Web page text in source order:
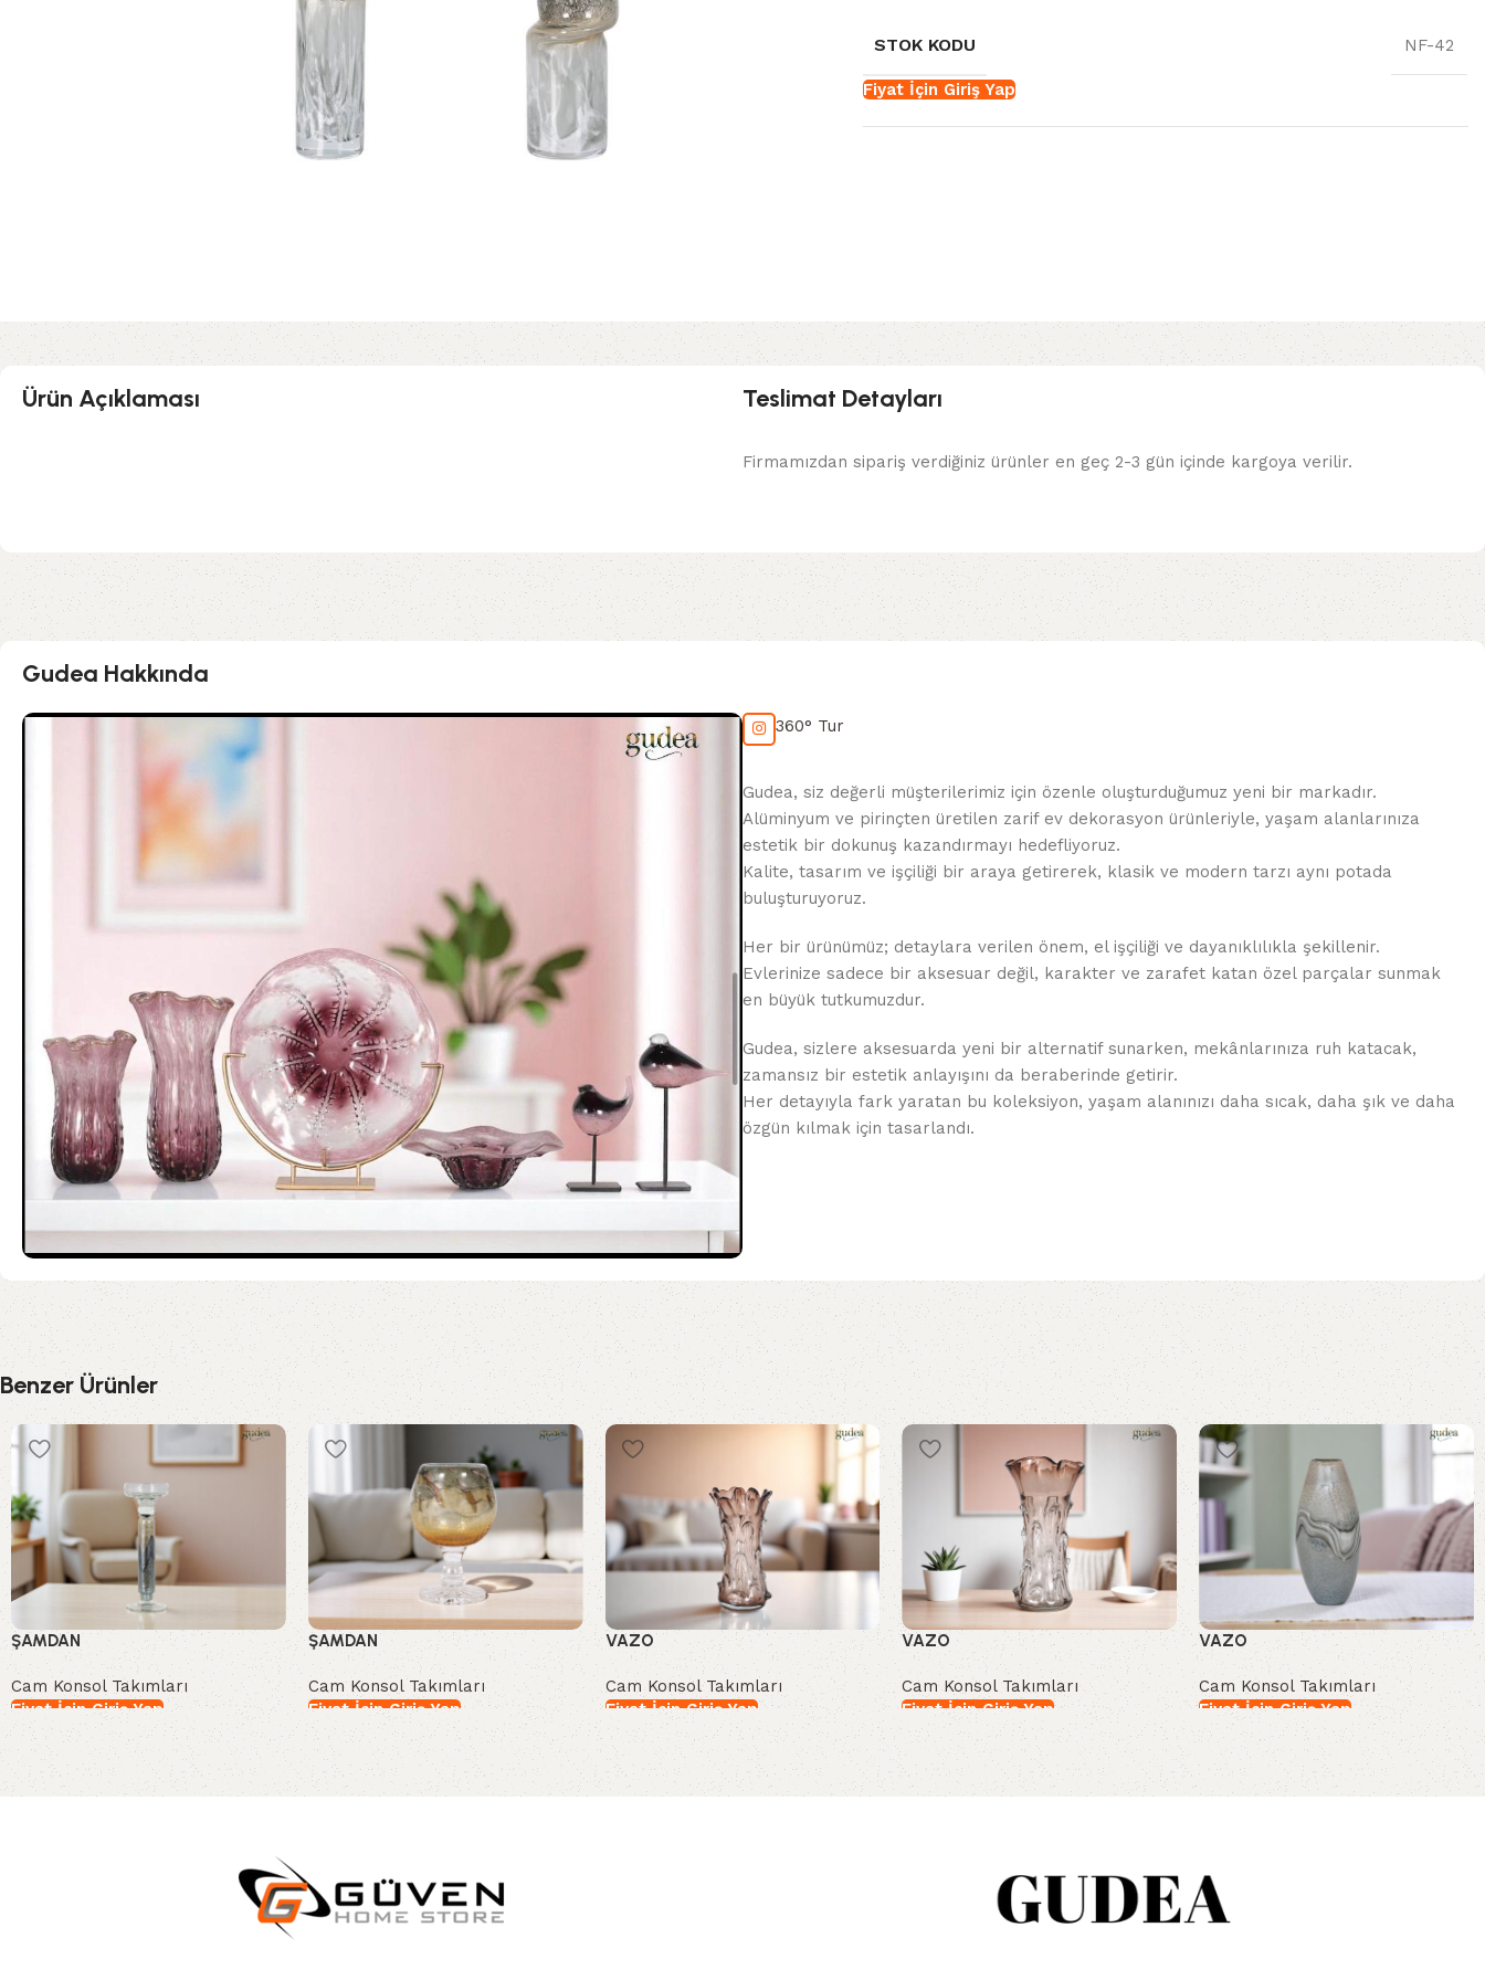
STOK KODU NF-42
Fiyat İçin Giriş Yap
Ürün Açıklaması Teslimat Detayları
Firmamızdan sipariş verdiğiniz ürünler en geç 2-3 gün içinde kargoya verilir.
Gudea Hakkında
360° Tur
Gudea, siz değerli müşterilerimiz için özenle oluşturduğumuz yeni bir markadır.
Alüminyum ve pirinçten üretilen zarif ev dekorasyon ürünleriyle, yaşam alanlarınıza
estetik bir dokunuş kazandırmayı hedefliyoruz.
Kalite, tasarım ve işçiliği bir araya getirerek, klasik ve modern tarzı aynı potada
buluşturuyoruz.
Her bir ürünümüz; detaylara verilen önem, el işçiliği ve dayanıklılıkla şekillenir.
Evlerinize sadece bir aksesuar değil, karakter ve zarafet katan özel parçalar sunmak
en büyük tutkumuzdur.
Gudea, sizlere aksesuarda yeni bir alternatif sunarken, mekânlarınıza ruh katacak,
zamansız bir estetik anlayışını da beraberinde getirir.
Her detayıyla fark yaratan bu koleksiyon, yaşam alanınızı daha sıcak, daha şık ve daha
özgün kılmak için tasarlandı.
Benzer Ürünler
ŞAMDAN
Cam Konsol Takımları
Fiyat İçin Giriş Yap
İncele
ŞAMDAN
Cam Konsol Takımları
Fiyat İçin Giriş Yap
İncele
VAZO
Cam Konsol Takımları
Fiyat İçin Giriş Yap
İncele
VAZO
Cam Konsol Takımları
Fiyat İçin Giriş Yap
İncele
VAZO
Cam Konsol Takımları
Fiyat İçin Giriş Yap
İncele
Read More